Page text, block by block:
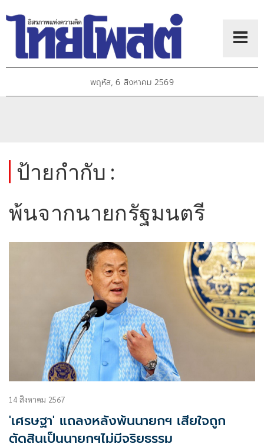
พฤหัส, 6 สิงหาคม 2569
ป้ายกำกับ :
พ้นจากนายกรัฐมนตรี
14 สิงหาคม 2567
'เศรษฐา' แถลงหลังพ้นนายกฯ เสียใจถูก
ตัดสินเป็นนายกฯไม่มีจริยธรรม